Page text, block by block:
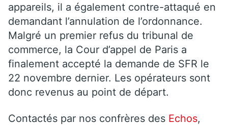
appareils, il a également contre-attaqué en
demandant l’annulation de l’ordonnance.
Malgré un premier refus du tribunal de
commerce, la Cour d’appel de Paris a
finalement accepté la demande de SFR le
22 novembre dernier. Les opérateurs sont
donc revenus au point de départ.
Contactés par nos confrères des Echos,